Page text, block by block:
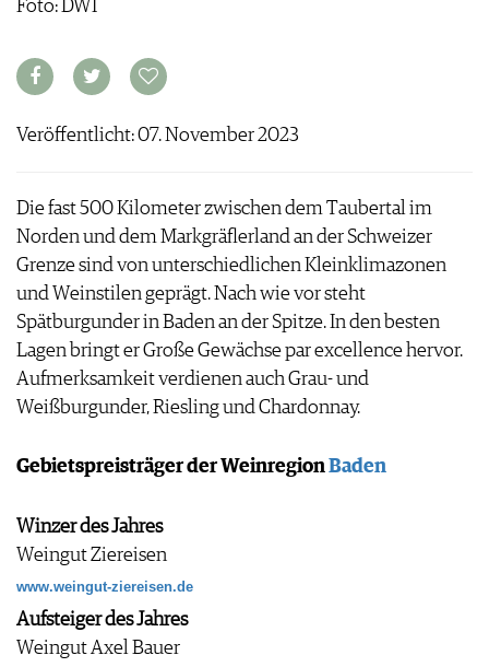
ARCHIV
ANMELDEN
AWARDS
VORTEILSWELT
TRINKREIFETABELLE
ABO
WEINSUCHE
NEWSLETTER
WINE TRADE CLUB
REDAKTION
JOBS
PRESSE
Foto: DWI
Veröffentlicht: 07. November 2023
Die fast 500 Kilometer zwischen dem Taubertal im
Norden und dem Markgräflerland an der Schweizer
Grenze sind von unterschiedlichen Kleinklimazonen
und Weinstilen geprägt. Nach wie vor steht
Spätburgunder in Baden an der Spitze. In den besten
Lagen bringt er Große Gewächse par excellence hervor.
Aufmerksamkeit verdienen auch Grau- und
Weißburgunder, Riesling und Chardonnay.
Gebietspreisträger der WeinregionBaden
Winzer des Jahres
Weingut Ziereisen
www.weingut-ziereisen.de
Aufsteiger des Jahres
Weingut Axel Bauer